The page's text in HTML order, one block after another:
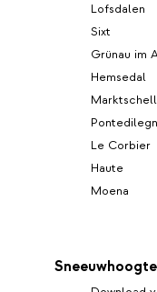
Lofsdalen
Sixt
Grünau im
Hemsedal
Le Corbier
Haute
Moena